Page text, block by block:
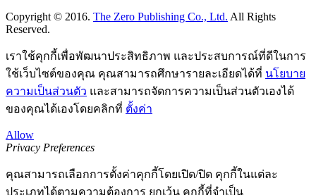
Copyright © 2016. The Zero Publishing Co., Ltd. All Rights
Reserved.
เราใช้คุกกี้เพื่อพัฒนาประสิทธิภาพ และประสบการณ์ที่ดีในการ
ใช้เว็บไซต์ของคุณ คุณสามารถศึกษารายละเอียดได้ที่ นโยบาย
ความเป็นส่วนตัว และสามารถจัดการความเป็นส่วนตัวเองได้
ของคุณได้เองโดยคลิกที่ ตั้งค่า
Allow
Privacy Preferences
คุณสามารถเลือกการตั้งค่าคุกกี้โดยเปิด/ปิด คุกกี้ในแต่ละ
ประเภทได้ตามความต้องการ ยกเว้น คุกกี้ที่จำเป็น